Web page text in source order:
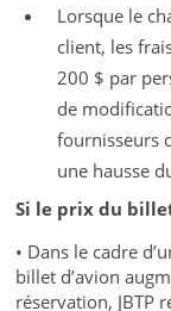
Lorsque le
client, les
200 $ par
de
fournisseurs
une hausse
Si le prix du
• Dans le cadre
billet d’avion
réservation, JBTP